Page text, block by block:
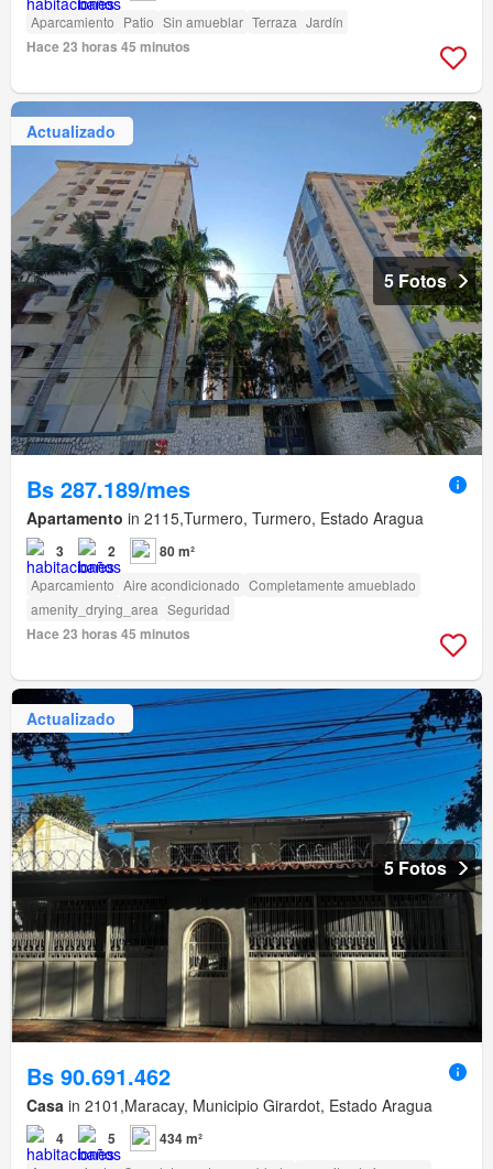
Aparcamiento Patio Sin amueblar Terraza Jardín
Hace 23 horas 45 minutos
Actualizado
5 Fotos
Bs 287.189/mes
Apartamento in 2115,Turmero, Turmero, Estado Aragua
3 2 80 m²
Aparcamiento Aire acondicionado Completamente amueblado
amenity_drying_area Seguridad
Hace 23 horas 45 minutos
Actualizado
5 Fotos
Bs 90.691.462
Casa in 2101,Maracay, Municipio Girardot, Estado Aragua
4 5 434 m²